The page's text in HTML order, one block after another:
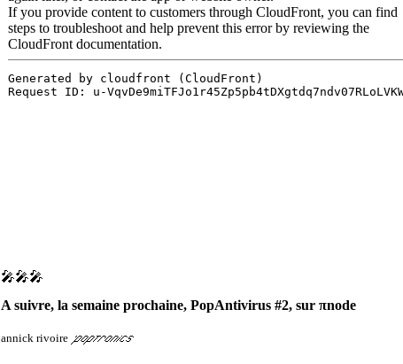
🎤🎤🎤
A suivre, la semaine prochaine, PopAntivirus #2, sur πnode
annick rivoire